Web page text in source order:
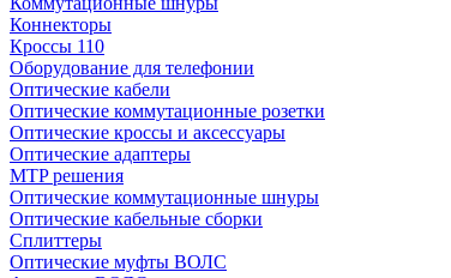
Коннекторы
Кроссы 110
Оборудование для телефонии
Оптические кабели
Оптические коммутационные розетки
Оптические кроссы и аксессуары
Оптические адаптеры
MTP решения
Оптические коммутационные шнуры
Оптические кабельные сборки
Сплиттеры
Оптические муфты ВОЛС